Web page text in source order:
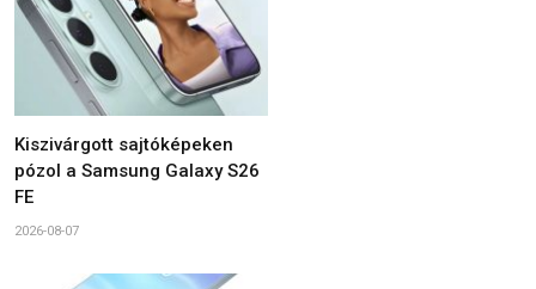
Kiszivárgott sajtóképeken
pózol a Samsung Galaxy S26
FE
2026-08-07